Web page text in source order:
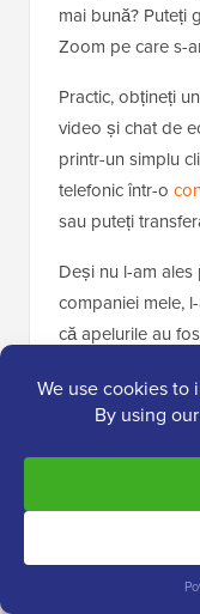
mai bună? Puteți
Zoom pe care s-
Practic, obțineți
video și chat de
printr-un simplu
telefonic într-o
sau puteți
Deși nu l-am
companiei mele,
că apelurile au
cea pe care ați
funcții de rutare
receptoare
saluta apelantii),
apelurile în
bazate pe factori